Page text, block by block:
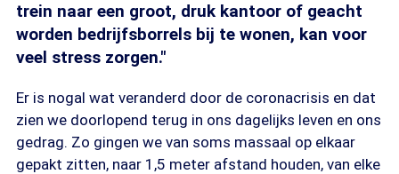
trein naar een groot, druk kantoor of geacht
worden bedrijfsborrels bij te wonen, kan voor
veel stress zorgen."
Er is nogal wat veranderd door de coronacrisis en dat
zien we doorlopend terug in ons dagelijks leven en ons
gedrag. Zo gingen we van soms massaal op elkaar
gepakt zitten, naar 1,5 meter afstand houden, van elke